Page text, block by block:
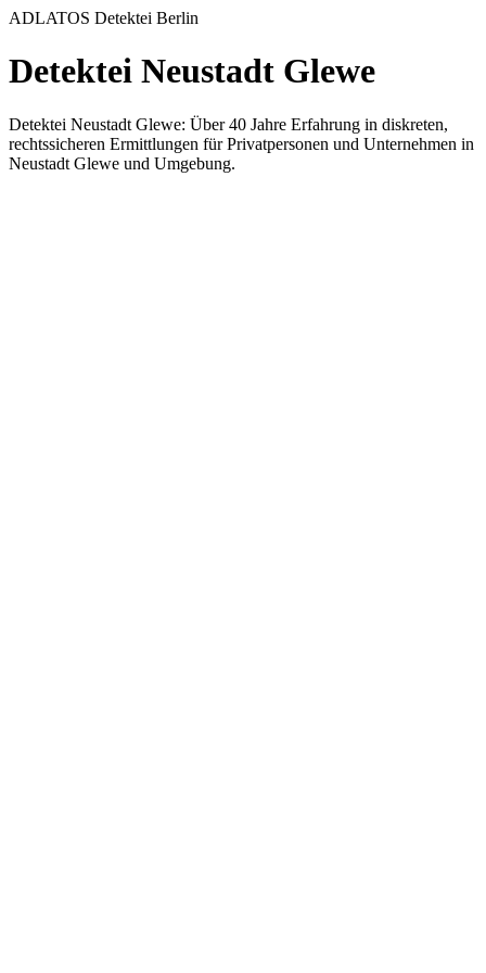
ADLATOS Detektei Berlin
Detektei Neustadt Glewe
Detektei Neustadt Glewe: Über 40 Jahre Erfahrung in diskreten,
rechtssicheren Ermittlungen für Privatpersonen und Unternehmen in
Neustadt Glewe und Umgebung.